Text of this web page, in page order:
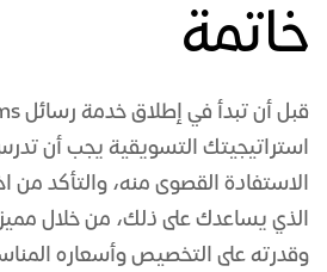
خاتمة
استراتيجيتك التسويقية يجب أن
الاستفادة القصوى منه، والتأكد من
الذي يساعدك على ذلك، من خلال
وقدرته على التخصيص وأسعاره